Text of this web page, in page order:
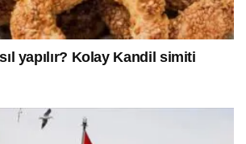
yapılır? Kolay Kandil simiti